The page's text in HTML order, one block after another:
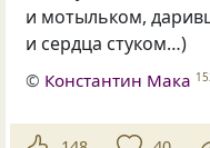
и мотыльком,
и сердца стуком…)
© Константин Мака